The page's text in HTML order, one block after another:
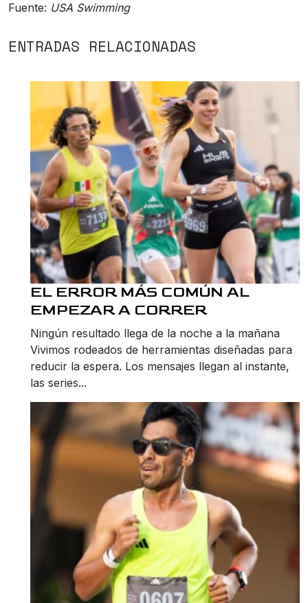
Fuente: USA Swimming
ENTRADAS RELACIONADAS
EL ERROR MÁS COMÚN AL
EMPEZAR A CORRER
Ningún resultado llega de la noche a la mañana
Vivimos rodeados de herramientas diseñadas para
reducir la espera. Los mensajes llegan al instante,
las series...